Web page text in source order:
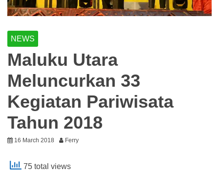
NEWS
Maluku Utara
Meluncurkan 33
Kegiatan Pariwisata
Tahun 2018
16 March 2018 Ferry
75 total views